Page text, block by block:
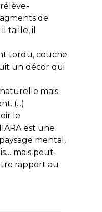
de
taille, il
tordu, couche
un décor qui
mais
(...)
le
est une
mental,
mais peut-
rapport au